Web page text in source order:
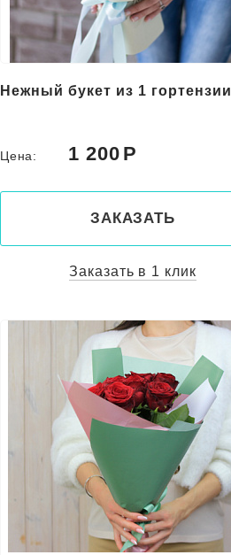
Нежный букет из 1 гортензии
Цена: 1 200
ЗАКАЗАТЬ
Заказать в 1 клик